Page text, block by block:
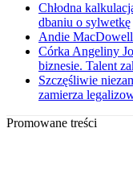
Chłodna
dbaniu o sylwetkę
Andie MacDowell
Córka Angeliny
biznesie. Talent
Szczęśliwie
zamierza
Promowane treści